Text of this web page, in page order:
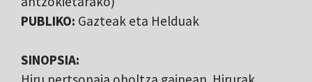
PUBLIKO: Gazteak eta Helduak
SINOPSIA: